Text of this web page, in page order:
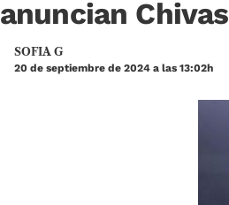
anuncian Chivas
SOFIA G
20 de septiembre de 2024 a las 13:02h